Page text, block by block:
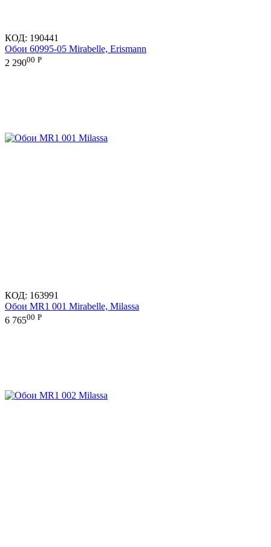
КОД: 190441
Обои 60995-05 Mirabelle, Erismann
2 29000 Р
КОД: 163991
Обои MR1 001 Mirabelle, Milassa
6 76500 Р